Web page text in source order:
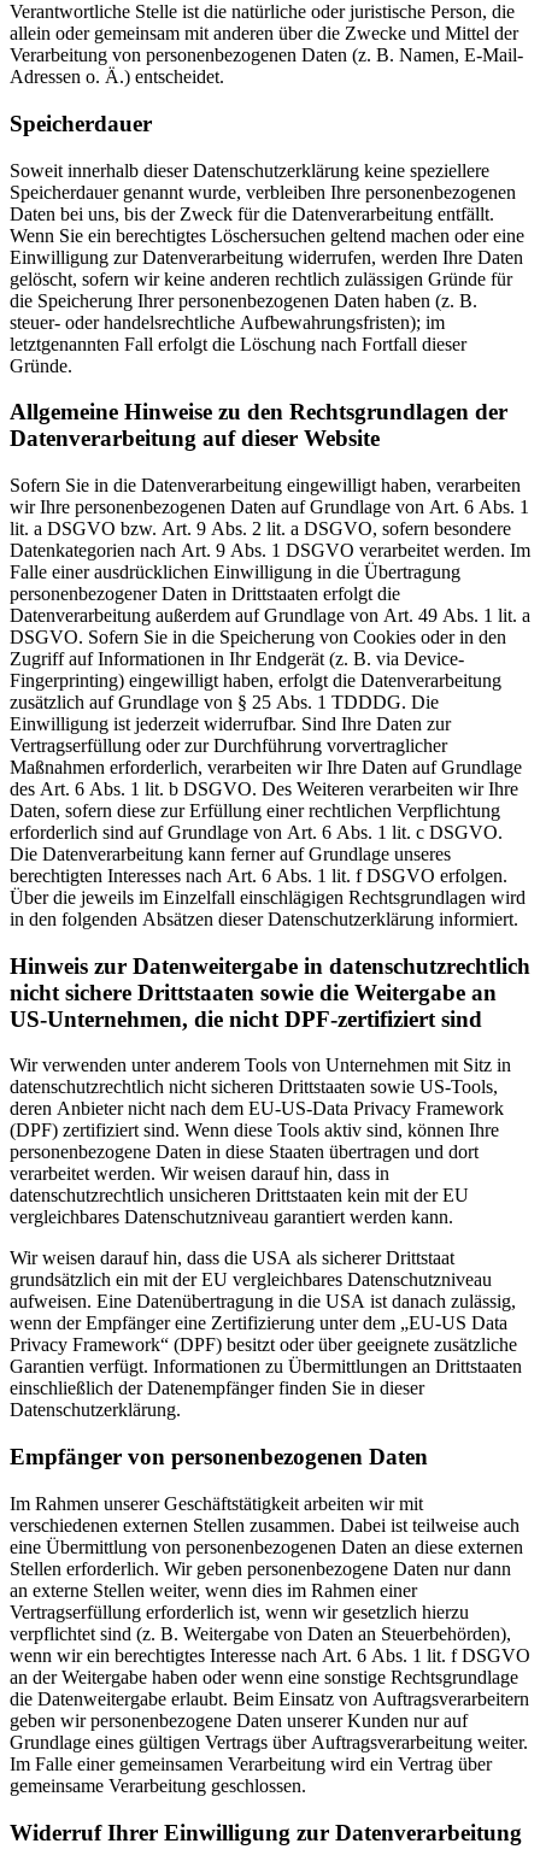
Verantwortliche Stelle ist die natürliche oder juristische Person, die
allein oder gemeinsam mit anderen über die Zwecke und Mittel der
Verarbeitung von personenbezogenen Daten (z. B. Namen, E-Mail-
Adressen o. Ä.) entscheidet.
Speicherdauer
Soweit innerhalb dieser Datenschutzerklärung keine speziellere
Speicherdauer genannt wurde, verbleiben Ihre personenbezogenen
Daten bei uns, bis der Zweck für die Datenverarbeitung entfällt.
Wenn Sie ein berechtigtes Löschersuchen geltend machen oder eine
Einwilligung zur Datenverarbeitung widerrufen, werden Ihre Daten
gelöscht, sofern wir keine anderen rechtlich zulässigen Gründe für
die Speicherung Ihrer personenbezogenen Daten haben (z. B.
steuer- oder handelsrechtliche Aufbewahrungsfristen); im
letztgenannten Fall erfolgt die Löschung nach Fortfall dieser
Gründe.
Allgemeine Hinweise zu den Rechtsgrundlagen der
Datenverarbeitung auf dieser Website
Sofern Sie in die Datenverarbeitung eingewilligt haben, verarbeiten
wir Ihre personenbezogenen Daten auf Grundlage von Art. 6 Abs. 1
lit. a DSGVO bzw. Art. 9 Abs. 2 lit. a DSGVO, sofern besondere
Datenkategorien nach Art. 9 Abs. 1 DSGVO verarbeitet werden. Im
Falle einer ausdrücklichen Einwilligung in die Übertragung
personenbezogener Daten in Drittstaaten erfolgt die
Datenverarbeitung außerdem auf Grundlage von Art. 49 Abs. 1 lit. a
DSGVO. Sofern Sie in die Speicherung von Cookies oder in den
Zugriff auf Informationen in Ihr Endgerät (z. B. via Device-
Fingerprinting) eingewilligt haben, erfolgt die Datenverarbeitung
zusätzlich auf Grundlage von § 25 Abs. 1 TDDDG. Die
Einwilligung ist jederzeit widerrufbar. Sind Ihre Daten zur
Vertragserfüllung oder zur Durchführung vorvertraglicher
Maßnahmen erforderlich, verarbeiten wir Ihre Daten auf Grundlage
des Art. 6 Abs. 1 lit. b DSGVO. Des Weiteren verarbeiten wir Ihre
Daten, sofern diese zur Erfüllung einer rechtlichen Verpflichtung
erforderlich sind auf Grundlage von Art. 6 Abs. 1 lit. c DSGVO.
Die Datenverarbeitung kann ferner auf Grundlage unseres
berechtigten Interesses nach Art. 6 Abs. 1 lit. f DSGVO erfolgen.
Über die jeweils im Einzelfall einschlägigen Rechtsgrundlagen wird
in den folgenden Absätzen dieser Datenschutzerklärung informiert.
Hinweis zur Datenweitergabe in datenschutzrechtlich
nicht sichere Drittstaaten sowie die Weitergabe an
US-Unternehmen, die nicht DPF-zertifiziert sind
Wir verwenden unter anderem Tools von Unternehmen mit Sitz in
datenschutzrechtlich nicht sicheren Drittstaaten sowie US-Tools,
deren Anbieter nicht nach dem EU-US-Data Privacy Framework
(DPF) zertifiziert sind. Wenn diese Tools aktiv sind, können Ihre
personenbezogene Daten in diese Staaten übertragen und dort
verarbeitet werden. Wir weisen darauf hin, dass in
datenschutzrechtlich unsicheren Drittstaaten kein mit der EU
vergleichbares Datenschutzniveau garantiert werden kann.
Wir weisen darauf hin, dass die USA als sicherer Drittstaat
grundsätzlich ein mit der EU vergleichbares Datenschutzniveau
aufweisen. Eine Datenübertragung in die USA ist danach zulässig,
wenn der Empfänger eine Zertifizierung unter dem „EU-US Data
Privacy Framework“ (DPF) besitzt oder über geeignete zusätzliche
Garantien verfügt. Informationen zu Übermittlungen an Drittstaaten
einschließlich der Datenempfänger finden Sie in dieser
Datenschutzerklärung.
Empfänger von personenbezogenen Daten
Im Rahmen unserer Geschäftstätigkeit arbeiten wir mit
verschiedenen externen Stellen zusammen. Dabei ist teilweise auch
eine Übermittlung von personenbezogenen Daten an diese externen
Stellen erforderlich. Wir geben personenbezogene Daten nur dann
an externe Stellen weiter, wenn dies im Rahmen einer
Vertragserfüllung erforderlich ist, wenn wir gesetzlich hierzu
verpflichtet sind (z. B. Weitergabe von Daten an Steuerbehörden),
wenn wir ein berechtigtes Interesse nach Art. 6 Abs. 1 lit. f DSGVO
an der Weitergabe haben oder wenn eine sonstige Rechtsgrundlage
die Datenweitergabe erlaubt. Beim Einsatz von Auftragsverarbeitern
geben wir personenbezogene Daten unserer Kunden nur auf
Grundlage eines gültigen Vertrags über Auftragsverarbeitung weiter.
Im Falle einer gemeinsamen Verarbeitung wird ein Vertrag über
gemeinsame Verarbeitung geschlossen.
Widerruf Ihrer Einwilligung zur Datenverarbeitung